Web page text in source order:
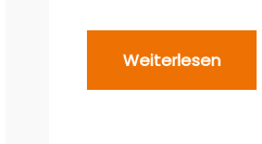
Weiterlesen